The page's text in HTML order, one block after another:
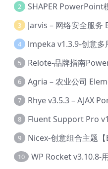
2 SHAPER PowerPoint
3
4
5 Relote-品牌指南
6
7
8
9 Nicex-创意组合主题【
10